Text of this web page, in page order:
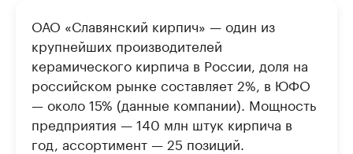
ОАО «Славянский кирпич» — один из
крупнейших производителей
керамического кирпича в России, доля на
российском рынке составляет 2%, в ЮФО
— около 15% (данные компании). Мощность
предприятия — 140 млн штук кирпича в
год, ассортимент — 25 позиций.